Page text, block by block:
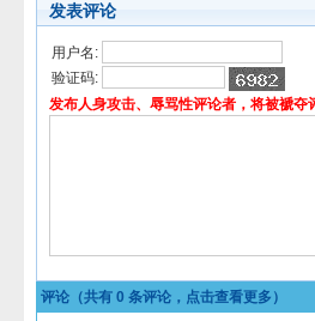
发表评论
用户名:
验证码:
发布人身攻击、辱骂性评论者，将被褫夺
评论（共有 0 条评论，点击查看更多）